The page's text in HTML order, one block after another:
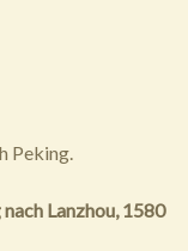
Peking.
Lanzhou, 1580